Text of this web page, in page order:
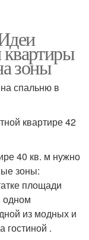
квартиры
зоны
спальню в
квартире 42
40 кв. м нужно
зоны:
площади
одном
из модных и
гостиной .